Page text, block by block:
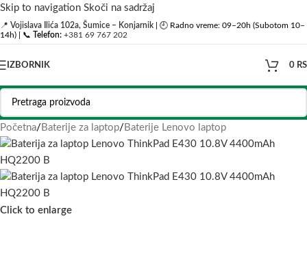
Skip to navigation Skoči na sadržaj
📍 Vojislava Ilića 102a, Šumice – Konjarnik | 🕘 Radno vreme: 09–20h (Subotom 10–
14h) | 📞 Telefon: +381 69 767 202
IZBORNIK 0
Početna/ Baterije za laptop/ Baterije Lenovo laptop
Click to enlarge